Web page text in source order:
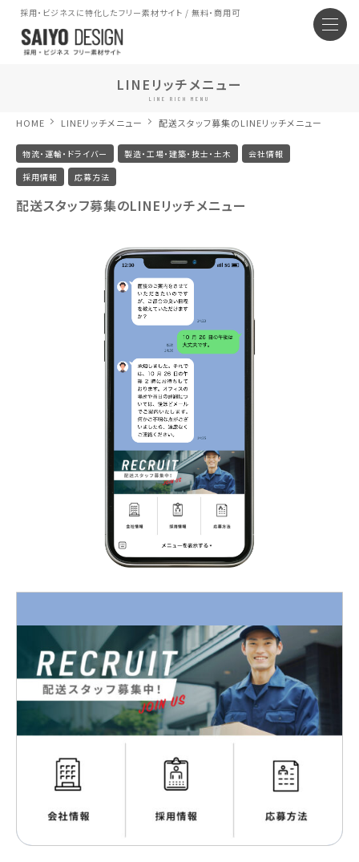
採用・ビジネスに特化したフリー素材サイト / 無料・商用可
LINEリッチメニュー
LINE RICH MENU
HOME LINEリッチメニュー 配送スタッフ募集のLINEリッチメニュー
物流・運輸・ドライバー 製造・工場・建築・技士・土木
会社情報
採用情報
応募方法
配送スタッフ募集のLINEリッチメニュー